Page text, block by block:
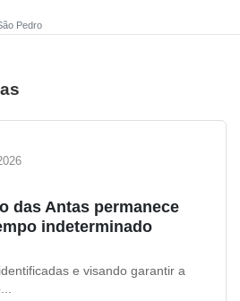
Pedro
das Antas permanece
indeterminado
e visando garantir a